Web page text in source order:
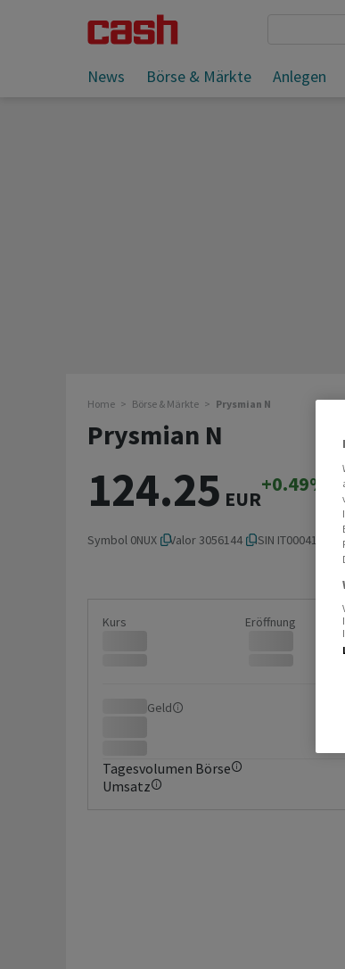
News Börse & Märkte Anlegen
Home Börse & Märkte Prysmian N
Prysmian N
124.25 EUR
+0.49%
Symbol 0NUX Valor 3056144 ISIN
Kurs Eröffnung
Geld
Tagesvolumen Börse
Umsatz